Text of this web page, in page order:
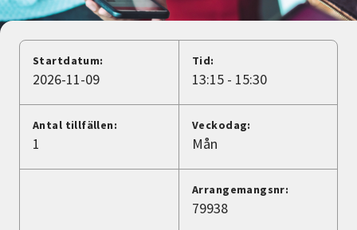
Nyheter
Avdelningar
Lyssna
Startdatum:
2026-11-09
Tid:
13:15 - 15:30
Antal tillfällen:
1
Veckodag:
Mån
Arrangemangsnr:
79938